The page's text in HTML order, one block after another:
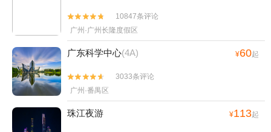


10847条评论
广州·广州长隆度假区
广东科学中心(4A) ¥60起


3033条评论
广州·番禺区
珠江夜游 ¥113起